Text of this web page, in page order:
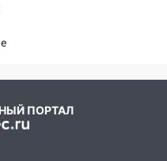
ПОРТАЛ